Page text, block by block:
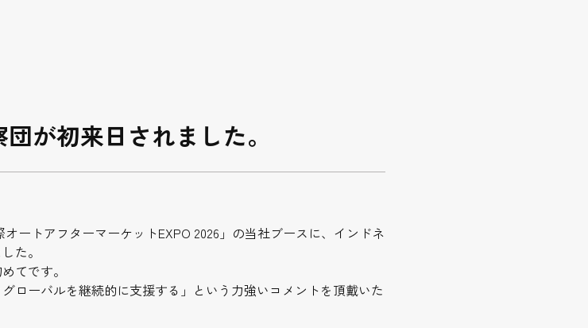
が初来日されました。
ートアフターマーケットEXPO 2026」の当社ブースに、インドネ
た。
てです。
ローバルを継続的に支援する」という力強いコメントを頂戴いた